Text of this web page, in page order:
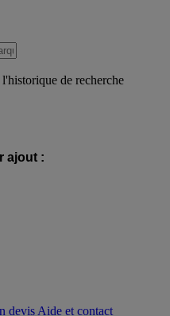
de recherche
ajout :
devis Aide et contact